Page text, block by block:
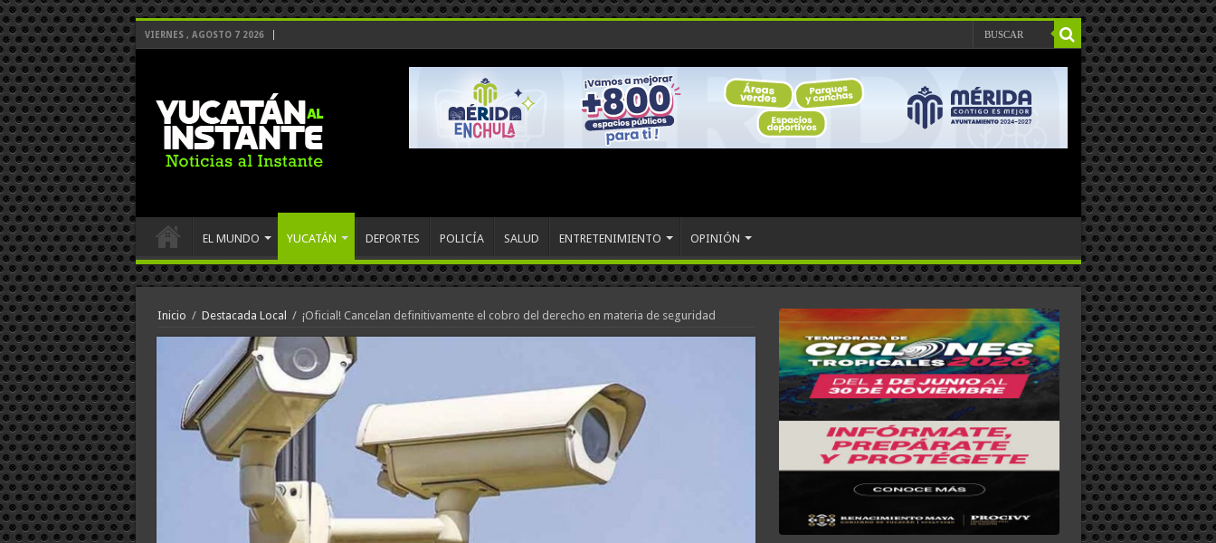
VIERNES , AGOSTO 7 2026
EL MUNDO YUCATÁN DEPORTES POLICÍA SALUD ENTRETENIMIENTO OPINIÓN
Inicio / Destacada Local / ¡Oficial! Cancelan definitivamente el cobro del derecho en materia de seguridad